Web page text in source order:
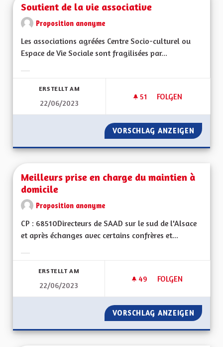
Soutient de la vie associative
Proposition anonyme
Les associations agréées Centre Socio-culturel ou
Espace de Vie Sociale sont fragilisées par...
ERSTELLT AM
22/06/2023
51 51 FOLLOWER
FOLGEN
SOUTIENT DE LA
VORSCHLAG ANZEIGEN
Meilleurs prise en charge du maintien à
domicile
Proposition anonyme
CP : 68510Directeurs de SAAD sur le sud de l'Alsace
et après échanges avec certains confrères et...
ERSTELLT AM
22/06/2023
49 49 FOLLOWER
FOLGEN
MEILLEURS PRISE
VORSCHLAG ANZEIGEN